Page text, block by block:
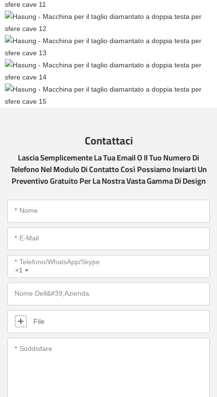
Contattaci
Lascia Semplicemente La Tua Email O Il Tuo Numero Di
Telefono Nel Modulo Di Contatto Così Possiamo Inviarti Un
Preventivo Gratuito Per La Nostra Vasta Gamma Di Design
Nome
E-Mail
+1
Telefono/WhatsApp/Skype
Nome Dell&#39;azienda
File
Soddisfare